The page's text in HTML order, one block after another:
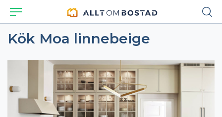
Kök Moa linnebeige